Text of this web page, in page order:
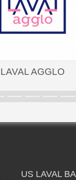
LAVAL AGGLO
US LAVAL